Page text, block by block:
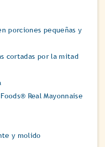
porciones pequeñas y
cortadas por la mitad
Real Mayonnaise
y molido